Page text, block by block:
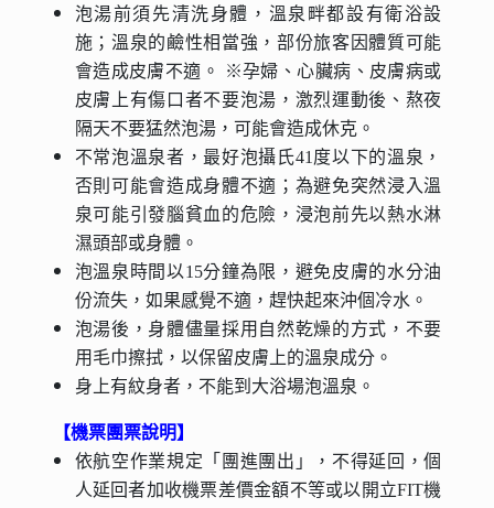
泡湯前須先清洗身體，溫泉畔都設有衛浴設
施；溫泉的鹼性相當強，部份旅客因體質可能
會造成皮膚不適。 ※孕婦、心臟病、皮膚病或
皮膚上有傷口者不要泡湯，激烈運動後、熬夜
隔天不要猛然泡湯，可能會造成休克。
不常泡溫泉者，最好泡攝氏41度以下的溫泉，
否則可能會造成身體不適；為避免突然浸入溫
泉可能引發腦貧血的危險，浸泡前先以熱水淋
濕頭部或身體。
泡溫泉時間以15分鐘為限，避免皮膚的水分油
份流失，如果感覺不適，趕快起來沖個冷水。
泡湯後，身體儘量採用自然乾燥的方式，不要
用毛巾擦拭，以保留皮膚上的溫泉成分。
身上有紋身者，不能到大浴場泡溫泉。
【機票團票說明】
依航空作業規定「團進團出」，不得延回，個
人延回者加收機票差價金額不等或以開立FIT機